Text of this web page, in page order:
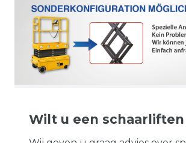
Wilt u een schaarliften